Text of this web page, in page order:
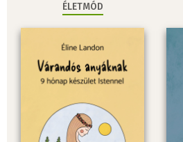
ÉLETMÓD